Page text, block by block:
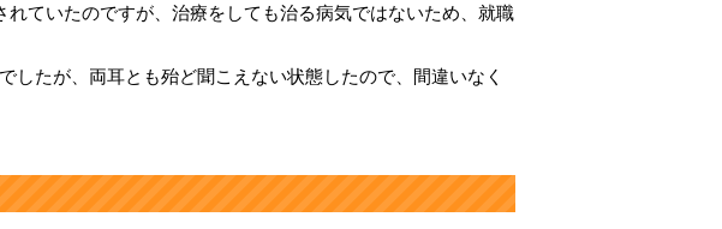
ていたのですが、治療をしても治る病気ではないため、就職
したが、両耳とも殆ど聞こえない状態したので、間違いなく